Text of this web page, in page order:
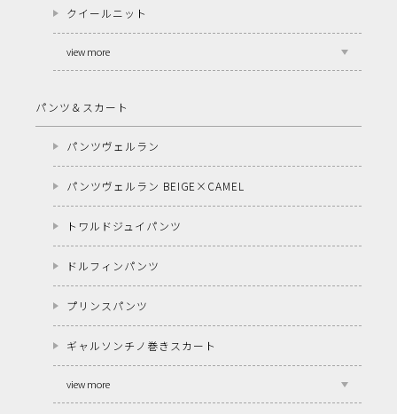
クイールニット
view more
パンツ＆スカート
パンツヴェルラン
パンツヴェルラン BEIGE×CAMEL
トワルドジュイパンツ
ドルフィンパンツ
プリンスパンツ
ギャルソンチノ巻きスカート
view more